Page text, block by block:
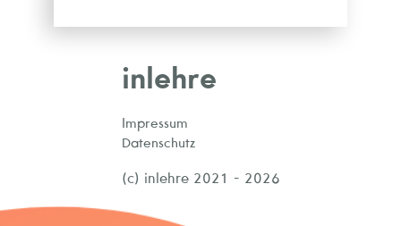
inlehre
Impressum
Datenschutz
(c) inlehre 2021 - 2026